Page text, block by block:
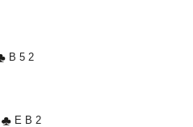
B 5 2
E B 2